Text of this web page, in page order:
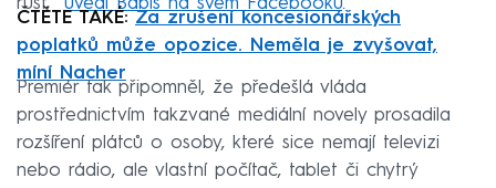
ČTĚTE TAKÉ: Za zrušení koncesionářských
poplatků může opozice. Neměla je zvyšovat,
míní Nacher
Premiér tak připomněl, že předešlá vláda
prostřednictvím takzvané mediální novely prosadila
rozšíření plátců o osoby, které sice nemají televizi
nebo rádio, ale vlastní počítač, tablet či chytrý